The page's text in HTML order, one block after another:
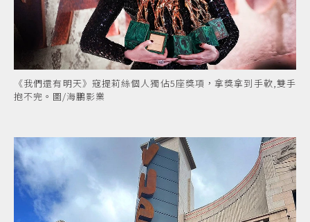
《我們還有明天》寇提莉絲個人獨佔5座獎項，拿獎拿到手軟,雙手
抱不完。圖/海鵬影業